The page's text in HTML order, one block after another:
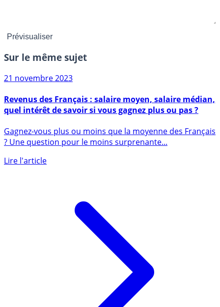
Sur le même sujet
21 novembre 2023
quel intérêt de savoir si vous gagnez plus ou pas ?
? Une question pour le moins surprenante...